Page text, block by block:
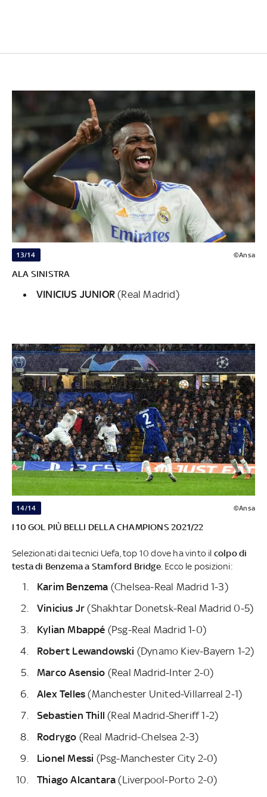
13/14 ©Ansa
ALA SINISTRA
VINICIUS JUNIOR(Real Madrid)
14/14 ©Ansa
I 10 GOL PIÙ BELLI DELLA CHAMPIONS 2021/22
Selezionati dai tecnici Uefa, top 10 dove ha vinto il colpo di
testa di Benzema a Stamford Bridge. Ecco le posizioni:
Karim Benzema (Chelsea-Real Madrid 1-3)
Vinicius Jr (Shakhtar Donetsk-Real Madrid 0-5)
Kylian Mbappé (Psg-Real Madrid 1-0)
Robert Lewandowski (Dynamo Kiev-Bayern 1-2)
Marco Asensio (Real Madrid-Inter 2-0)
Alex Telles (Manchester United-Villarreal 2-1)
Sebastien Thill(Real Madrid-Sheriff 1-2)
Rodrygo (Real Madrid-Chelsea 2-3)
Lionel Messi (Psg-Manchester City 2-0)
Thiago Alcantara (Liverpool-Porto 2-0)